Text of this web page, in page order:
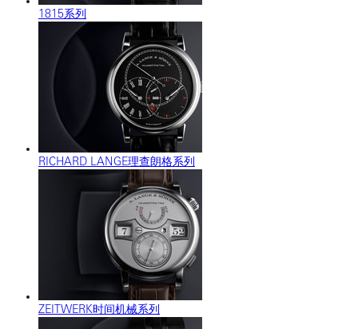
1815系列
RICHARD LANGE理查朗格系列
ZEITWERK时间机械系列